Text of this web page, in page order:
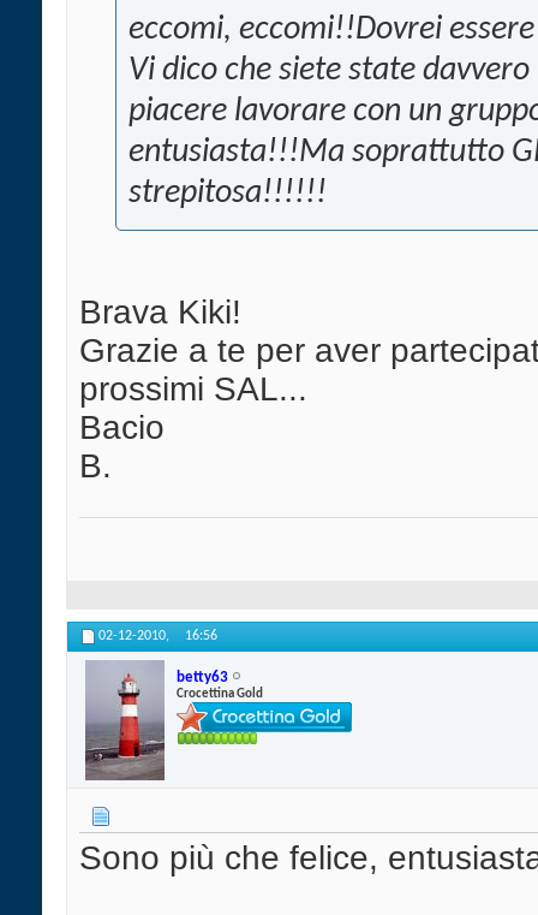
eccomi, eccomi!!Dovrei
Vi dico che siete state
piacere lavorare con un
entusiasta!!!Ma soprattutto
strepitosa!!!!!!
Brava Kiki!
Grazie a te per aver
prossimi SAL...
Bacio
B.
02-12-2010, 16:56
betty63
Crocettina Gold
Sono più che felice,